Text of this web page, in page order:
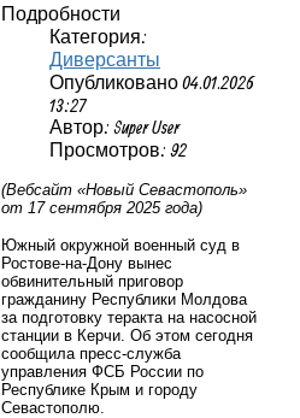
Подробности
Категория:
Диверсанты
Опубликовано 04.01.2026
13:27
Автор: Super User
Просмотров: 92
(Вебсайт «Новый Севастополь»
от 17 сентября 2025 года)
Южный окружной военный суд в
Ростове-на-Дону вынес
обвинительный приговор
гражданину Республики Молдова
за подготовку теракта на насосной
станции в Керчи. Об этом сегодня
сообщила пресс-служба
управления ФСБ России по
Республике Крым и городу
Севастополю.